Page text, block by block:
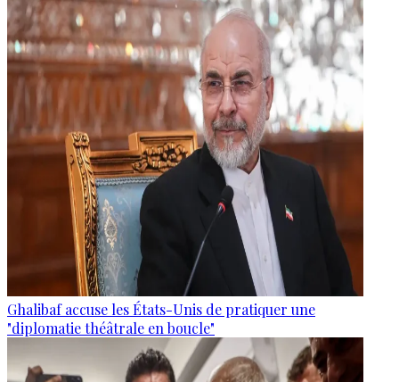
Ghalibaf accuse les États-Unis de pratiquer une
"diplomatie théâtrale en boucle"